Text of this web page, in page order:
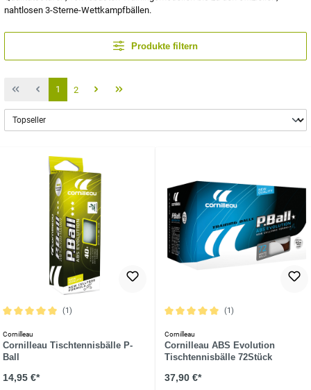
nahtlosen 3-Sterne-Wettkampfbällen.
Produkte filtern
1 2
(1)
Cornilleau
Cornilleau Tischtennisbälle P-
Ball
14,95 €*
(1)
Cornilleau
Cornilleau ABS Evolution
Tischtennisbälle 72Stück
37,90 €*